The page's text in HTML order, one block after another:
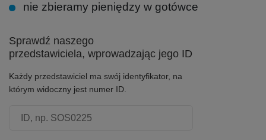
nie zbieramy pieniędzy w gotówce
Sprawdź naszego
przedstawiciela, wprowadzając jego ID
Każdy przedstawiciel ma swój identyfikator, na
którym widoczny jest numer ID.